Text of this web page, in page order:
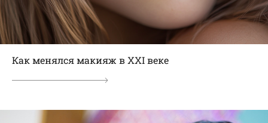
Как менялся макияж в ХХI веке